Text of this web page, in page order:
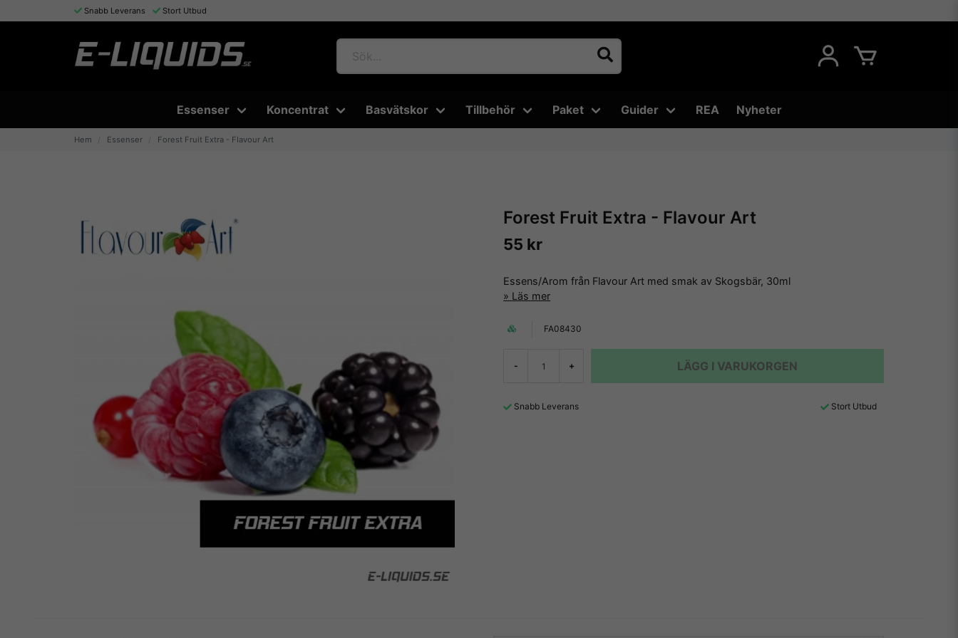
Snabb Leverans Stort Utbud
Essenser Koncentrat Basvätskor Tillbehör Paket Guider REA Nyheter
Hem Essenser Forest Fruit Extra - Flavour Art
Forest Fruit Extra - Flavour Art
55 kr
Essens/Arom från Flavour Art med smak av Skogsbär, 30ml
Läs mer
FA08430
- + LÄGG I VARUKORGEN
Snabb Leverans Stort Utbud